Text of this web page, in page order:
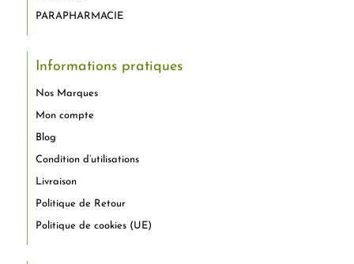
PARAPHARMACIE
Informations pratiques
Nos Marques
Mon compte
Blog
Condition d’utilisations
Livraison
Politique de Retour
Politique de cookies (UE)